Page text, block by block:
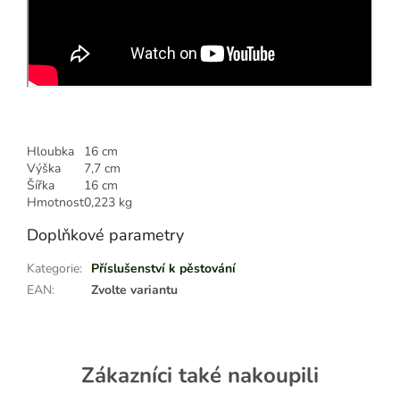
Hloubka
16 cm
Výška
7,7 cm
Šířka
16 cm
Hmotnost0,223 kg
Doplňkové parametry
Kategorie: Příslušenství k pěstování
EAN: Zvolte variantu
Zákazníci také nakoupili